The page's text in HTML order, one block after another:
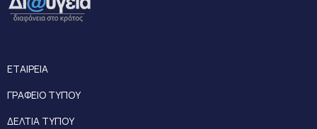
ΕΤΑΙΡΕΙΑ
ΓΡΑΦΕΙΟ ΤΥΠΟΥ
ΔΕΛΤΙΑ ΤΥΠΟΥ